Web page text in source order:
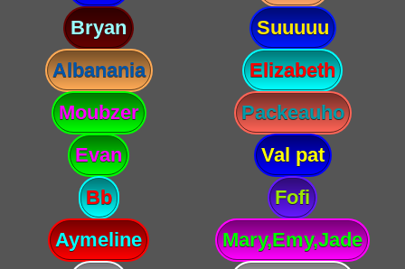
Bryan
Suuuuu
Albanania
Elizabeth
Moubzer
Packeauho
Evan
Val pat
Bb
Fofi
Aymeline
Mary,Emy,Jade